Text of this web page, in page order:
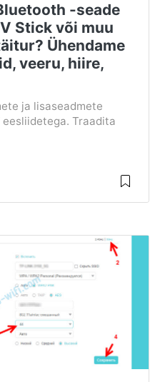
-seade
Stick või muu
Ühendame
veeru, hiire,
ja lisaseadmete
eesliidetega. Traadita